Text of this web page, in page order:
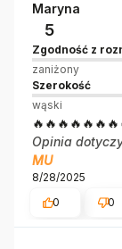
Maryna
5
Zgodność z
zaniżony
Szerokość
wąski
Opinia
MU
8/28/2025
0
0